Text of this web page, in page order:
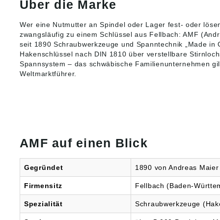
Über die Marke
Wer eine Nutmutter an Spindel oder Lager fest- oder
zwangsläufig zu einem Schlüssel aus Fellbach: AMF
seit 1890 Schraubwerkzeuge und Spanntechnik „Made in
Hakenschlüssel nach DIN 1810 über verstellbare
Spannsystem – das schwäbische Familienunternehmen
Weltmarktführer.
AMF auf einen Blick
Gegründet 1890 von Andreas
Firmensitz Fellbach (Baden-
Spezialität Schraubwerkzeuge